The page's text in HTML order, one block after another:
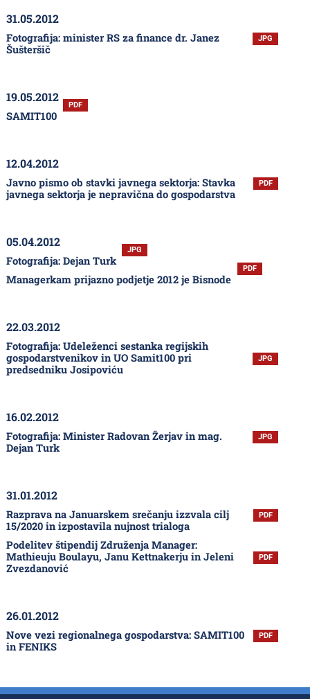
31.05.2012
Fotografija: minister RS za finance dr. Janez
Šušteršič
JPG
19.05.2012
SAMIT100
PDF
12.04.2012
Javno pismo ob stavki javnega sektorja: Stavka
javnega sektorja je nepravična do gospodarstva
PDF
05.04.2012
Fotografija: Dejan Turk
JPG
Managerkam prijazno podjetje 2012 je Bisnode
PDF
22.03.2012
Fotografija: Udeleženci sestanka regijskih
gospodarstvenikov in UO Samit100 pri
predsedniku Josipoviću
JPG
16.02.2012
Fotografija: Minister Radovan Žerjav in mag.
Dejan Turk
JPG
31.01.2012
Razprava na Januarskem srečanju izzvala cilj
15/2020 in izpostavila nujnost trialoga
PDF
Podelitev štipendij Združenja Manager:
Mathieuju Boulayu, Janu Kettnakerju in Jeleni
Zvezdanović
PDF
26.01.2012
Nove vezi regionalnega gospodarstva: SAMIT100
in FENIKS
PDF